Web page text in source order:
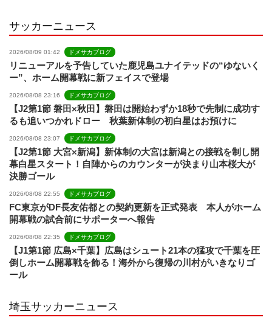
サッカーニュース
2026/08/09 01:42 ドメサカブログ
リニューアルを予告していた鹿児島ユナイテッドの“ゆないく
ー”、ホーム開幕戦に新フェイスで登場
2026/08/08 23:16 ドメサカブログ
【J2第1節 磐田×秋田】磐田は開始わずか18秒で先制に成功す
るも追いつかれドロー 秋葉新体制の初白星はお預けに
2026/08/08 23:07 ドメサカブログ
【J2第1節 大宮×新潟】新体制の大宮は新潟との接戦を制し開
幕白星スタート！自陣からのカウンターが決まり山本桜大が
決勝ゴール
2026/08/08 22:55 ドメサカブログ
FC東京がDF長友佑都との契約更新を正式発表 本人がホーム
開幕戦の試合前にサポーターへ報告
2026/08/08 22:35 ドメサカブログ
【J1第1節 広島×千葉】広島はシュート21本の猛攻で千葉を圧
倒しホーム開幕戦を飾る！海外から復帰の川村がいきなりゴ
ール
埼玉サッカーニュース